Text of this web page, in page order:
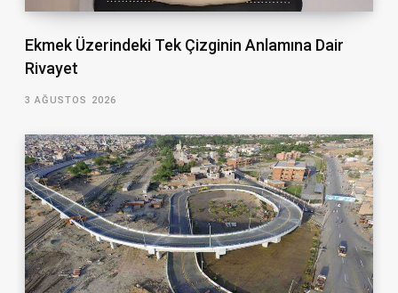
Ekmek Üzerindeki Tek Çizginin Anlamına Dair
Rivayet
3 AĞUSTOS 2026